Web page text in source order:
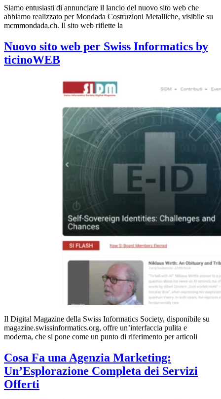
Siamo entusiasti di annunciare il lancio del nuovo sito web che
abbiamo realizzato per Mondada Costruzioni Metalliche, visibile su
mcmmondada.ch. Il sito web riflette la
Nuovo sito web per Swiss Informatics by
ticinoWEB
Il Digital Magazine della Swiss Informatics Society, disponibile su
magazine.swissinformatics.org, offre un’interfaccia pulita e
moderna, che si pone come un punto di riferimento per articoli
Cosa Fa una Agenzia Marketing:
Un’Esplorazione Completa dei Servizi
Offerti